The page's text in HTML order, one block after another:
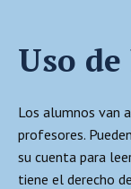
Uso
Los alumnos van
profesores.
su cuenta para
tiene el derecho